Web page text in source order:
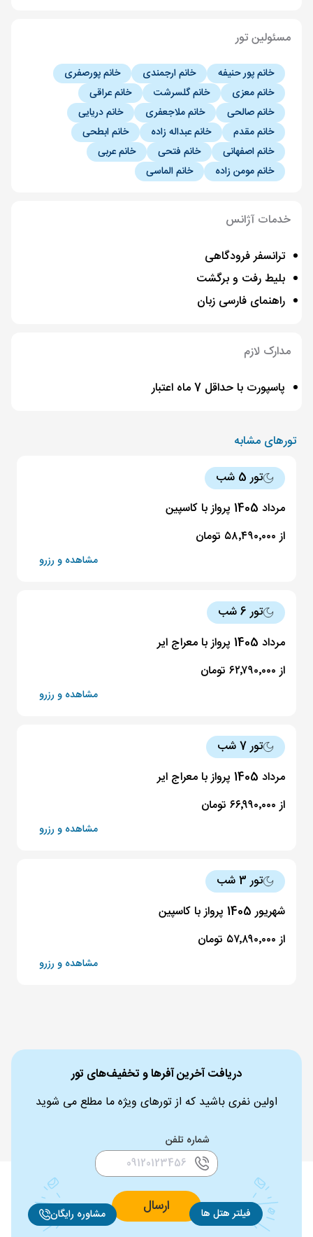
فیلتر هتل ها
مسئولین تور
خانم پور حنیفه خانم ارجمندی
خانم پورصفری
خانم معزی
خانم گلسرشت
خانم عراقی
خانم صالحی
خانم ملاجعفری
خانم دریایی
خانم مقدم
خانم عبداله زاده
خانم ابطحی
خانم اصفهانی
خانم فتحی
خانم عربی
خانم مومن زاده
خانم الماسی
خدمات آژانس
ترانسفر فرودگاهی
بلیط رفت و برگشت
راهنمای فارسی زبان
مدارک لازم
پاسپورت با حداقل 7 ماه اعتبار
تورهای مشابه
تور 5 شب
مرداد 1405 پرواز با کاسپین
از ۵۸٬۴۹۰٬۰۰۰ تومان
مشاهده و رزرو
تور 6 شب
مرداد 1405 پرواز با معراج ایر
از ۶۲٬۷۹۰٬۰۰۰ تومان
مشاهده و رزرو
تور 7 شب
مرداد 1405 پرواز با معراج ایر
از ۶۶٬۹۹۰٬۰۰۰ تومان
مشاهده و رزرو
تور 3 شب
شهریور 1405 پرواز با کاسپین
از ۵۷٬۸۹۰٬۰۰۰ تومان
مشاهده و رزرو
مشاوره رایگان
دریافت آخرین آفرها و تخفیف‌های تور
اولین نفری باشید که از تورهای ویژه ما مطلع می شوید
شماره تلفن
ارسال